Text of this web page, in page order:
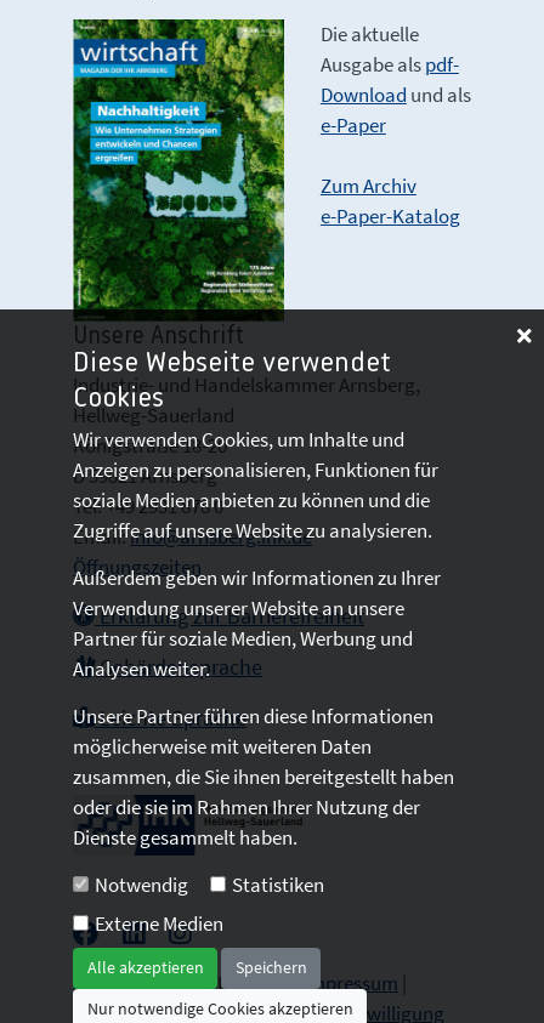
Die aktuelle
Ausgabe alspdf-
Download und als
e-Paper
Zum Archiv
e-Paper-Katalog
Unsere Anschrift
Industrie- und Handelskammer Arnsberg,
Hellweg-Sauerland
Königstraße 18-20
D 59821 Arnsberg
Tel: +49 2931 878 0
Email:info@arnsberg.ihk.de
Öffnungszeiten
Erklärung zur Barrierefreiheit
Gebärdensprache
Leichte Sprache
2026 © All Rights Reserved.Impressum
Datenschutz|Sitemap|Cookie-Einwilligung
Diese Webseite verwendet
Cookies
Wir verwenden Cookies, um Inhalte und
Anzeigen zu personalisieren, Funktionen für
soziale Medien anbieten zu können und die
Zugriffe auf unsere Website zu analysieren.
Außerdem geben wir Informationen zu Ihrer
Verwendung unserer Website an unsere
Partner für soziale Medien, Werbung und
Analysen weiter.
Unsere Partner führen diese Informationen
möglicherweise mit weiteren Daten
zusammen, die Sie ihnen bereitgestellt haben
oder die sie im Rahmen Ihrer Nutzung der
Dienste gesammelt haben.
Notwendig
Statistiken
Externe Medien
Alle akzeptieren
Speichern
Nur notwendige Cookies akzeptieren